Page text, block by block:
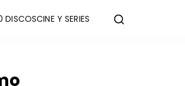
DISCOSCINE Y SERIES